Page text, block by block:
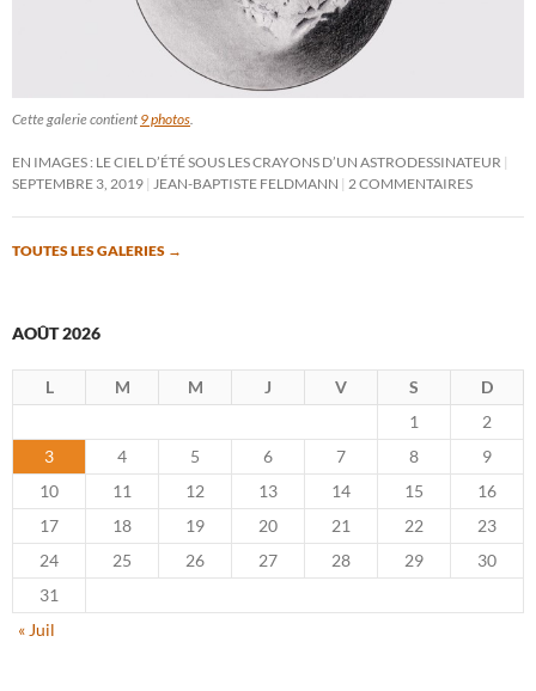
Cette galerie contient 9 photos.
EN IMAGES : LE CIEL D’ÉTÉ SOUS LES CRAYONS D’UN ASTRODESSINATEUR
SEPTEMBRE 3, 2019 JEAN-BAPTISTE FELDMANN 2 COMMENTAIRES
TOUTES LES GALERIES →
AOÛT 2026
L M M J V S
D
1
2
3
4 5 6 7 8
9
10
11 12 13 14 15
16
17
18 19 20 21 22
23
24
25 26 27 28 29
30
31
« Juil